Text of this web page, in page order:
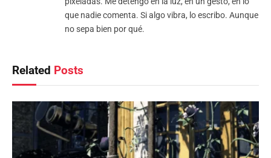
que nadie comenta. Si algo vibra, lo escribo. Aunque
no sepa bien por qué.
Related Posts